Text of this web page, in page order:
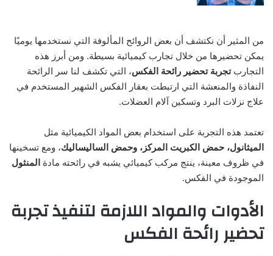
من المثير أن نكتشف أن بعض الروائح المألوفة التي نستخدمها يوميًا
يمكن تحضيرها من خلال تجارب كيميائية بسيطة. ومن أبرز هذه
التجاربتجربة تحضير رائحة الفكس، التي تكشف لنا سر الرائحة
النفاذة والمنعشة التي ارتبطت بعقار الفكس الشهير المستخدم في
علاج نزلات البرد وتسكين آلام العضلات.
تعتمد هذه التجربة على استخدام بعض المواد الكيميائية مثل
الميثانول، حمض الكبريت المركز، وحمض الساليساليك، ومع تسخينها
في ظروف معينة، ينتج مركب كيميائي يشبه في رائحته مادة المنثول
الموجودة في الفكس.
الأدوات والمواد اللازمة لتنفيذ تجربة
تحضير رائحة الفكس